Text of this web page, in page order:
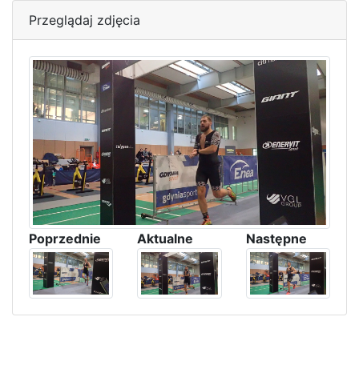
Przeglądaj zdjęcia
Poprzednie Aktualne Następne